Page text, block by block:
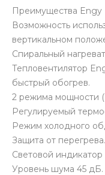
Преимущества Engy
Возможность
вертикальном
Спиральный
Тепловентилятор
быстрый обогрев.
2 режима мощности
Регулируемый
Режим холодного
Защита от перегрева.
Световой индикатор
Уровень шума 45 дБ.